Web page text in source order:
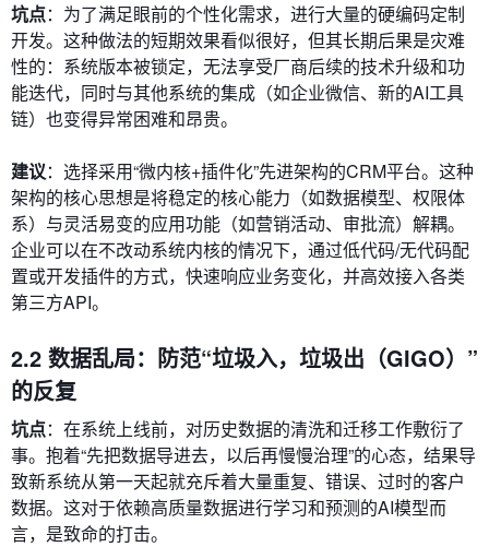
坑点：为了满足眼前的个性化需求，进行大量的硬编码定制
开发。这种做法的短期效果看似很好，但其长期后果是灾难
性的：系统版本被锁定，无法享受厂商后续的技术升级和功
能迭代，同时与其他系统的集成（如企业微信、新的AI工具
链）也变得异常困难和昂贵。
建议：选择采用“微内核+插件化”先进架构的CRM平台。这种
架构的核心思想是将稳定的核心能力（如数据模型、权限体
系）与灵活易变的应用功能（如营销活动、审批流）解耦。
企业可以在不改动系统内核的情况下，通过低代码/无代码配
置或开发插件的方式，快速响应业务变化，并高效接入各类
第三方API。
2.2 数据乱局：防范“垃圾入，垃圾出（GIGO）”
的反复
坑点：在系统上线前，对历史数据的清洗和迁移工作敷衍了
事。抱着“先把数据导进去，以后再慢慢治理”的心态，结果导
致新系统从第一天起就充斥着大量重复、错误、过时的客户
数据。这对于依赖高质量数据进行学习和预测的AI模型而
言，是致命的打击。